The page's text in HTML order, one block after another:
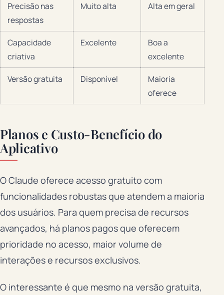
Precisão nas
respostas
Muito alta Alta em geral
Capacidade
criativa
Excelente
Boa a
excelente
Versão gratuita Disponível
Maioria
oferece
Planos e Custo-Benefício do
Aplicativo
O Claude oferece acesso gratuito com
funcionalidades robustas que atendem a maioria
dos usuários. Para quem precisa de recursos
avançados, há planos pagos que oferecem
prioridade no acesso, maior volume de
interações e recursos exclusivos.
O interessante é que mesmo na versão gratuita,